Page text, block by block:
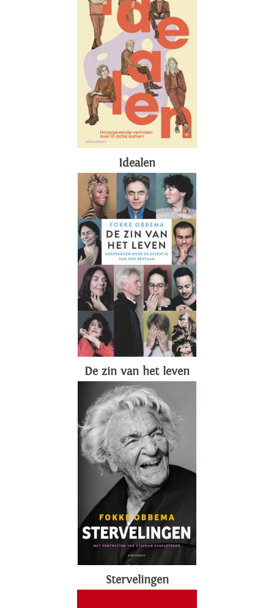
Idealen
De zin van het leven
Stervelingen